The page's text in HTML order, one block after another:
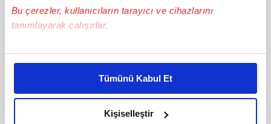
Bu çerezler, kullanıcıların tarayıcı ve cihazlarını
tanımlayarak çalışırlar.
Bu çerezlere izin vermeniz halinde sizlere özel
daha iyi reklam deneyimi yaşatabiliriz. Bunu yaparken
amacımızın size daha iyi bir reklam deneyimi sunmak
olduğunu ve sizlere en iyi içerikleri sunabilmek adına
Tümünü Kabul Et
Kişiselleştir
Bunlar da Var